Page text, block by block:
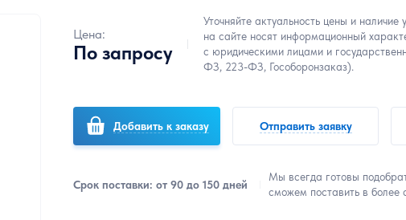
Цена:
По запросу
Уточняйте актуальность цены и
на сайте носят информационный
с юридическими лицами и
ФЗ, 223-ФЗ, Гособоронзаказ).
Добавить к заказу Отправить заявку
Срок поставки: от 90 до 150 дней
Мы всегда готовы
сможем поставить в более